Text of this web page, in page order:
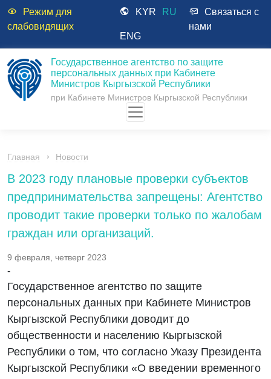
Режим для
слабовидящих
KYR RU
ENG
Связаться с
нами
Государственное агентство по защите
персональных данных при Кабинете
Министров Кыргызской Республики
при Кабинете Министров Кыргызской Республики
Главная Новости
В 2023 году плановые проверки субъектов
предпринимательства запрещены: Агентство
проводит такие проверки только по жалобам
граждан или организаций.
9 февраля, четверг 2023
-
Государственное агентство по защите
персональных данных при Кабинете Министров
Кыргызской Республики доводит до
общественности и населению Кыргызской
Республики о том, что согласно Указу Президента
Кыргызской Республики «О введении временного